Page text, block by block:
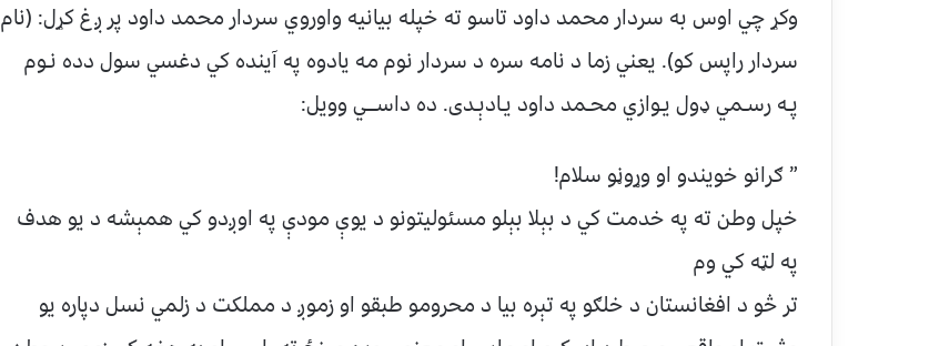
وكړ چي اوس به سردار محمد داود تاسو ته خپله بيانيه واوروي سردار محمد داود پر ږغ كړل: (نام
سردار راپس كو). يعني زما د نامه سره د سردار نوم مه يادوه په آينده كي دغسي سول دده نـوم
پـه رسـمي ډول يـوازي محـمد داود يـادېـدى. ده داســـي وويل:
” ګرانو خويندو او وړوڼو سلام!
خپل وطن ته په خدمت كي د بېلا بېلو مسئوليتونو د يوې مودې په اوږدو كي همېشه د يو هدف
په لټه كي وم
تر څو د افغانستان د خلګو په تېره بيا د محرومو طبقو او زموږ د مملكت د زلمي نسل دپاره يو